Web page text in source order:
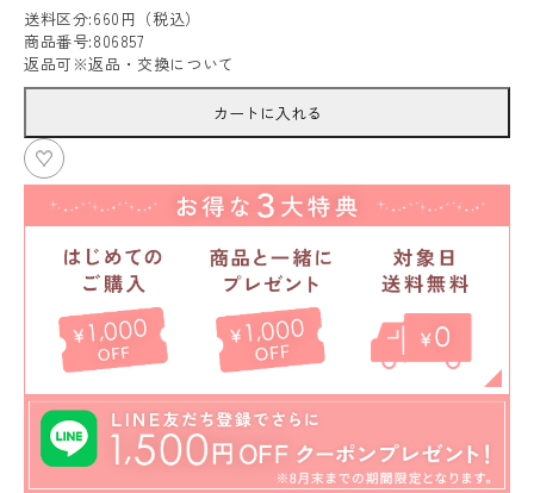
送料区分:660円（税込）
商品番号:806857
返品可 ※返品・交換について
カートに入れる